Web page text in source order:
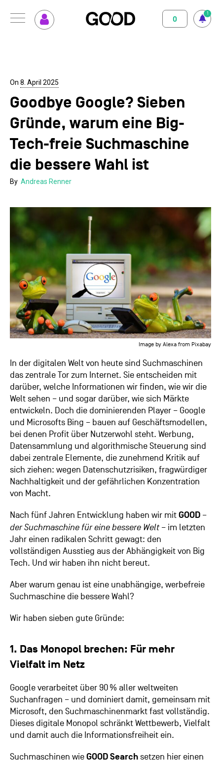
Menu
1
0
Abo abschliessen
GOOD einrichten
Magazin
Unterstützte Projekte
Spenden
Kontakt
On 8. April 2025
Goodbye Google? Sieben
Gründe, warum eine Big-
Tech-freie Suchmaschine
die bessere Wahl ist
By Andreas Renner
Image by Alexa from Pixabay
In der digitalen Welt von heute sind Suchmaschinen
das zentrale Tor zum Internet. Sie entscheiden mit
darüber, welche Informationen wir finden, wie wir die
Welt sehen – und sogar darüber, wie sich Märkte
entwickeln. Doch die dominierenden Player – Google
und Microsofts Bing – bauen auf Geschäftsmodellen,
bei denen Profit über Nutzerwohl steht. Werbung,
Datensammlung und algorithmische Steuerung sind
dabei zentrale Elemente, die zunehmend Kritik auf
sich ziehen: wegen Datenschutzrisiken, fragwürdiger
Nachhaltigkeit und der gefährlichen Konzentration
von Macht.
Nach fünf Jahren Entwicklung haben wir mitGOOD–
der Suchmaschine für eine bessere Welt– im letzten
Jahr einen radikalen Schritt gewagt: den
vollständigen Ausstieg aus der Abhängigkeit von Big
Tech. Und wir haben ihn nicht bereut.
Aber warum genau ist eine unabhängige, werbefreie
Suchmaschine die bessere Wahl?
Wir haben sieben gute Gründe:
1. Das Monopol brechen: Für mehr
Vielfalt im Netz
Google verarbeitet über 90 % aller weltweiten
Suchanfragen – und dominiert damit, gemeinsam mit
Microsoft, den Suchmaschinenmarkt fast vollständig.
Dieses digitale Monopol schränkt Wettbewerb, Vielfalt
und damit auch die Informationsfreiheit ein.
Suchmaschinen wieGOOD Searchsetzen hier einen